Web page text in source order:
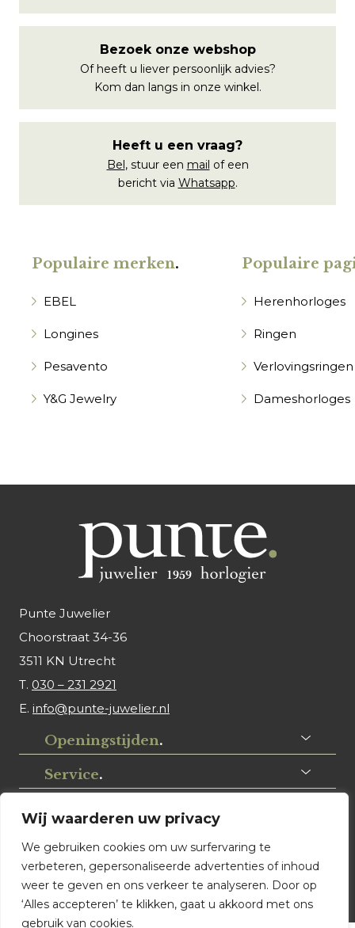
Wij waarderen uw privacy
We gebruiken cookies om uw surfervaring te
verbeteren, gepersonaliseerde advertenties of inhoud
weer te geven en ons verkeer te analyseren. Door op
‘Alles accepteren’ te klikken, gaat u akkoord met ons
gebruik van cookies.
Bezoek onze webshop
Of heeft u liever persoonlijk advies?
Kom dan langs in onze winkel.
Heeft u een vraag?
Bel, stuur een mail of een
bericht via Whatsapp.
Populaire merken.
EBEL
Longines
Pesavento
Y&G Jewelry
Populaire
Herenhorloges
Ringen
Verlovingsringen
Dameshorloges
Punte Juwelier
Choorstraat 34-36
3511 KN Utrecht
T. 030 – 231 2921
E. info@punte-juwelier.nl
Openingstijden.
Service.
Volg ons